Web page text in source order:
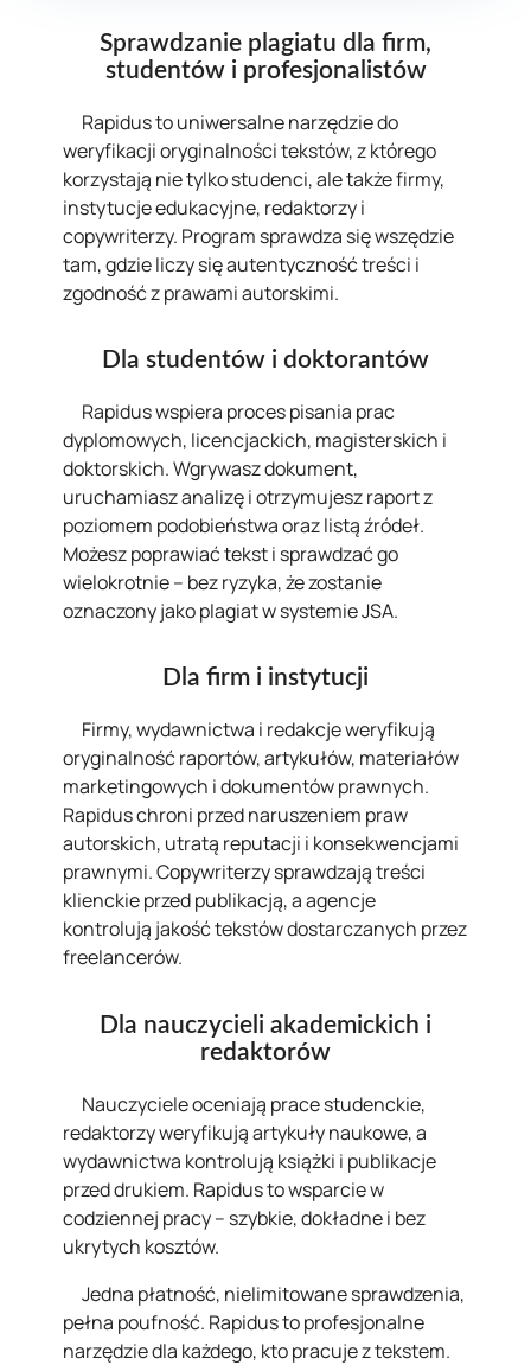
Sprawdzanie plagiatu dla firm,
studentów i profesjonalistów
Rapidus to uniwersalne narzędzie do
weryfikacji oryginalności tekstów, z którego
korzystają nie tylko studenci, ale także firmy,
instytucje edukacyjne, redaktorzy i
copywriterzy. Program sprawdza się wszędzie
tam, gdzie liczy się autentyczność treści i
zgodność z prawami autorskimi.
Dla studentów i doktorantów
Rapidus wspiera proces pisania prac
dyplomowych, licencjackich, magisterskich i
doktorskich. Wgrywasz dokument,
uruchamiasz analizę i otrzymujesz raport z
poziomem podobieństwa oraz listą źródeł.
Możesz poprawiać tekst i sprawdzać go
wielokrotnie – bez ryzyka, że zostanie
oznaczony jako plagiat w systemie JSA.
Dla firm i instytucji
Firmy, wydawnictwa i redakcje weryfikują
oryginalność raportów, artykułów, materiałów
marketingowych i dokumentów prawnych.
Rapidus chroni przed naruszeniem praw
autorskich, utratą reputacji i konsekwencjami
prawnymi. Copywriterzy sprawdzają treści
klienckie przed publikacją, a agencje
kontrolują jakość tekstów dostarczanych przez
freelancerów.
Dla nauczycieli akademickich i
redaktorów
Nauczyciele oceniają prace studenckie,
redaktorzy weryfikują artykuły naukowe, a
wydawnictwa kontrolują książki i publikacje
przed drukiem. Rapidus to wsparcie w
codziennej pracy – szybkie, dokładne i bez
ukrytych kosztów.
Jedna płatność, nielimitowane sprawdzenia,
pełna poufność. Rapidus to profesjonalne
narzędzie dla każdego, kto pracuje z tekstem.